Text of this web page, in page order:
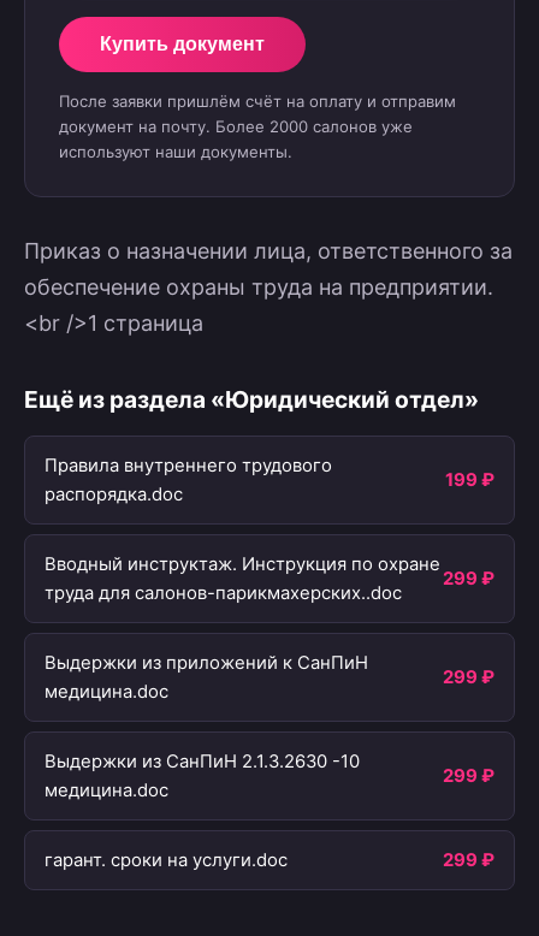
Купить документ
После заявки пришлём счёт на оплату и отправим
документ на почту. Более 2000 салонов уже
используют наши документы.
Приказ о назначении лица, ответственного за
обеспечение охраны труда на предприятии.
<br />1 страница
Ещё из раздела «Юридический отдел»
Правила внутреннего трудового
распорядка.doc
199 ₽
Вводный инструктаж. Инструкция по охране
труда для салонов-парикмахерских..doc
299 ₽
Выдержки из приложений к СанПиН
медицина.doc
299 ₽
Выдержки из СанПиН 2.1.3.2630 -10
медицина.doc
299 ₽
гарант. сроки на услуги.doc 299 ₽